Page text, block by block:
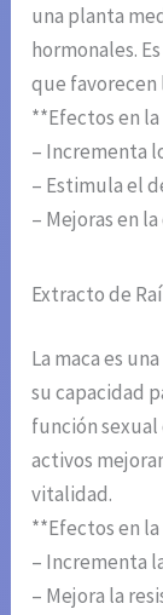
una planta
hormonales.
que
**Efectos en
– Incrementa
– Estimula el
– Mejoras en
Extracto de
La maca es
su capacidad
función sexual
activos
vitalidad.
**Efectos en
– Incrementa
– Mejora la